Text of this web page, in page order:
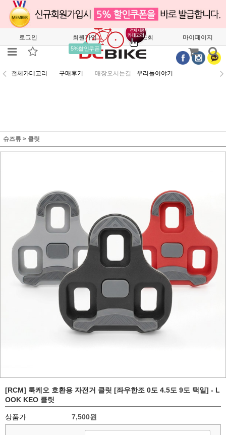
로그인 회원가입
5%할인쿠폰
주문조회 마이페이지
전체카테고리 구매후기 매장오시는길 우리들이야기
슈즈류 > 클릿
[RCM] 룩케오 호환용 자전거 클릿 [좌우한조 0도 4.5도 9도 택일] - L
OOK KEO 클릿
상품가 7,500원